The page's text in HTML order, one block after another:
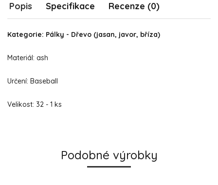
Popis Specifikace Recenze (0)
Kategorie: Pálky - Dřevo (jasan, javor, bříza)
Materiál: ash
Určení: Baseball
Velikost: 32 - 1 ks
Podobné výrobky